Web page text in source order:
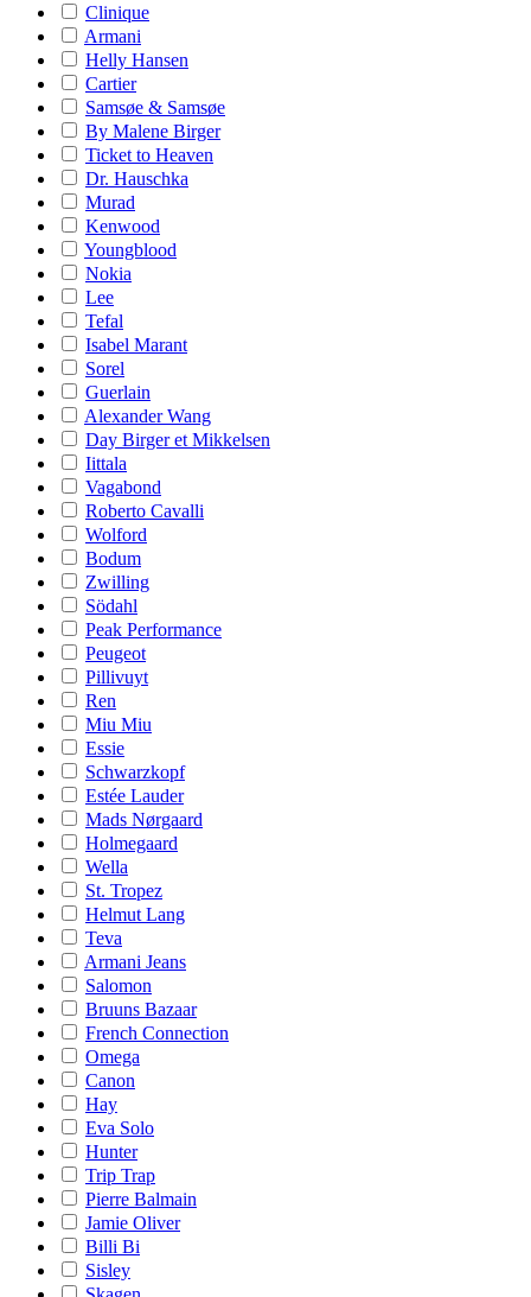
Clinique
Armani
Helly Hansen
Cartier
Samsøe & Samsøe
By Malene Birger
Ticket to Heaven
Dr. Hauschka
Murad
Kenwood
Youngblood
Nokia
Lee
Tefal
Isabel Marant
Sorel
Guerlain
Alexander Wang
Day Birger et Mikkelsen
Iittala
Vagabond
Roberto Cavalli
Wolford
Bodum
Zwilling
Södahl
Peak Performance
Peugeot
Pillivuyt
Ren
Miu Miu
Essie
Schwarzkopf
Estée Lauder
Mads Nørgaard
Holmegaard
Wella
St. Tropez
Helmut Lang
Teva
Armani Jeans
Salomon
Bruuns Bazaar
French Connection
Omega
Canon
Hay
Eva Solo
Hunter
Trip Trap
Pierre Balmain
Jamie Oliver
Billi Bi
Sisley